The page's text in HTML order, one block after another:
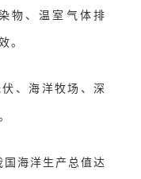
物、温室气体排
。
、海洋牧场、深
海洋生产总值达